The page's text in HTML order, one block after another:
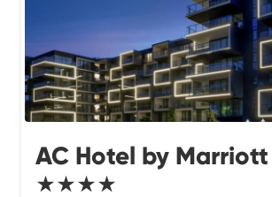
AC Hotel by
★★★★